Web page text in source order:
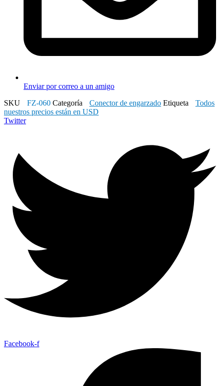
Enviar por correo a un amigo
SKU
FZ-060 Categoría Conector de engarzado Etiqueta
Todos
nuestros precios están en USD
Twitter
Facebook-f